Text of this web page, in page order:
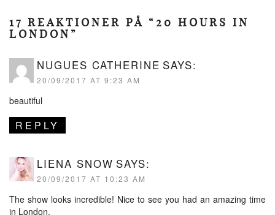
17 REAKTIONER PÅ “20 HOURS IN
LONDON”
NUGUES CATHERINE SAYS:
20/09/2017 AT 9:23 AM
beautiful
REPLY
LIENA SNOW SAYS:
20/09/2017 AT 10:23 AM
The show looks incredible! Nice to see you had an amazing time
in London.